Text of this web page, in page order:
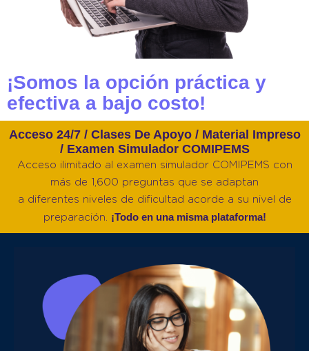
¡Somos la opción práctica y
efectiva a bajo costo!
Acceso 24/7 / Clases De Apoyo / Material Impreso
/ Examen Simulador COMIPEMS
Acceso ilimitado al examen simulador COMIPEMS con
más de 1,600 preguntas que se adaptan
a diferentes niveles de dificultad acorde a su nivel de
preparación. ¡Todo en una misma plataforma!